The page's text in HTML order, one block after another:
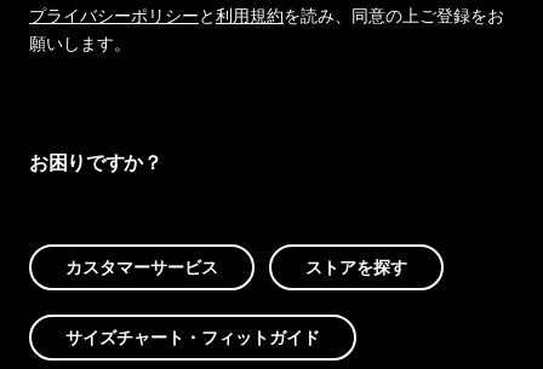
プライバシーポリシーと利用規約を読み、同意の上ご登録をお
願いします。
お困りですか？
カスタマーサービス ストアを探す
サイズチャート・フィットガイド